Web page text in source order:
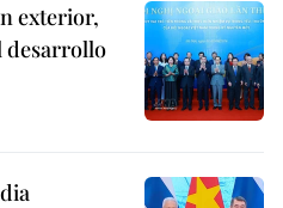
exterior,
desarrollo